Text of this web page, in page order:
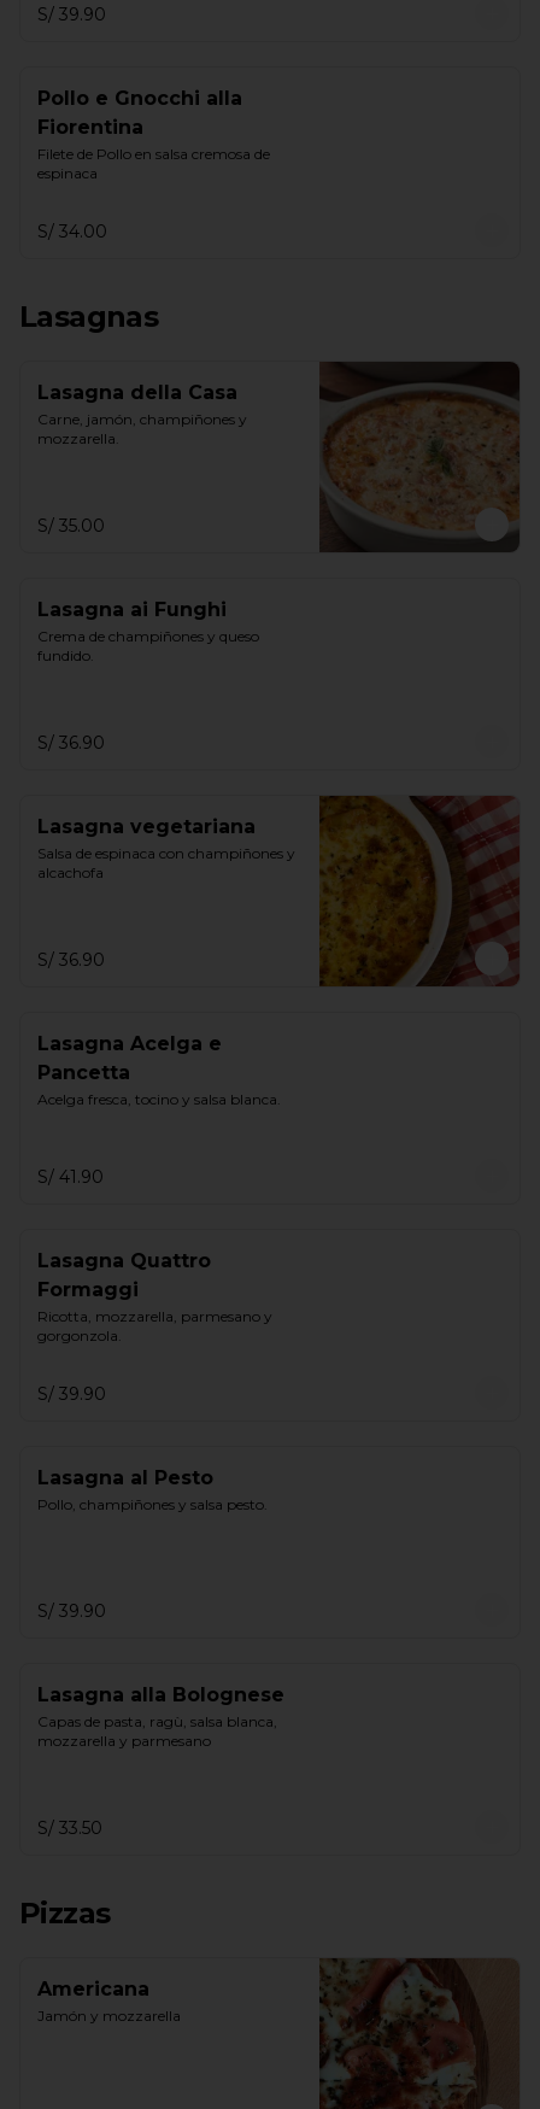
S/ 39.90
Pollo e Gnocchi alla
Fiorentina
Filete de Pollo en salsa cremosa de
espinaca
S/ 34.00
Lasagnas
Lasagna della Casa
Carne, jamón, champiñones y
mozzarella.
S/ 35.00
Lasagna ai Funghi
Crema de champiñones y queso
fundido.
S/ 36.90
Lasagna vegetariana
Salsa de espinaca con champiñones y
alcachofa
S/ 36.90
Lasagna Acelga e
Pancetta
Acelga fresca, tocino y salsa blanca.
S/ 41.90
Lasagna Quattro
Formaggi
Ricotta, mozzarella, parmesano y
gorgonzola.
S/ 39.90
Lasagna al Pesto
Pollo, champiñones y salsa pesto.
S/ 39.90
Lasagna alla Bolognese
Capas de pasta, ragù, salsa blanca,
mozzarella y parmesano
S/ 33.50
Pizzas
Americana
Jamón y mozzarella